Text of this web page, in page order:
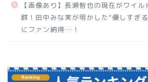
【画像あり】長瀬智也の現在がワイ
群！田中みな実が明かした“優しすぎ
にファン納得…！